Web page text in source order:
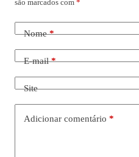
são marcados com *
Nome*
E-mail*
Site
Adicionar comentário *